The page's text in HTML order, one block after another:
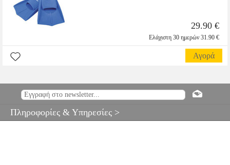
29.90 €
Ελάχιστη 30 ημερών 31.90 €
Αγορά
Πληροφορίες & Υπηρεσίες >